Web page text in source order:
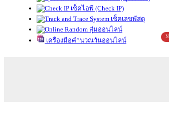
เช็คไอพี (Check IP)
เช็คเลขพัสดุ
สุ่มออนไลน์
เครื่องมือคำนวณวันออนไลน์